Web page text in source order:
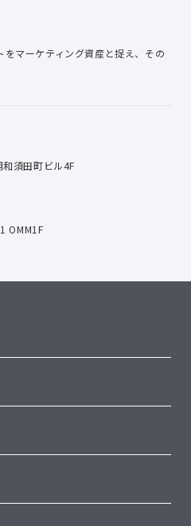
をマーケティング資産と捉え、 その
須田町ビル4F
OMM1F